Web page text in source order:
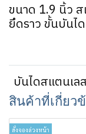
ขนาด 1.9 นิ้ว
ยึดราว ขั้นบันไ
บันไดสแตนเล
สินค้าที่เกี่ยว
สั่งจองล่วงหน้า